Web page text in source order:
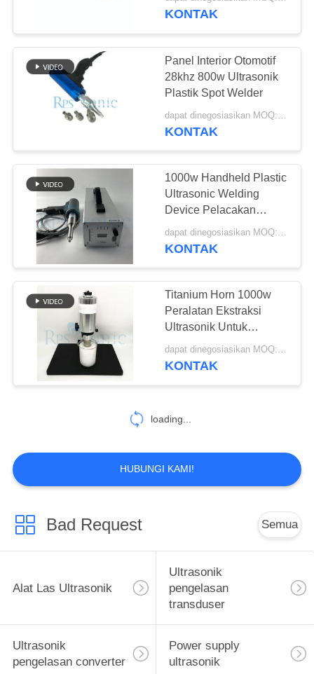
Pengelasan Spot
48
Prosesor Cairan
Ultrasonik
59
Nozel Semprot
14
Alat Pemesinan
Ultrasonik
14
KONTAK
Panel Interior Otomotif
28khz 800w Ultrasonik
Plastik Spot Welder
KONTAK
1000w Handheld Plastic
Ultrasonic Welding
Device Pelacakan
Otomatis
dapat dinegosiasikan MOQ:1 buah
KONTAK
Titanium Horn 1000w
Peralatan Ekstraksi
Ultrasonik Untuk
Pengobatan Cina
dapat dinegosiasikan MOQ:1 buah
KONTAK
loading...
HUBUNGI KAMI!
Bad Request Semua
Alat Las Ultrasonik
Ultrasonik
pengelasan
transduser
Ultrasonik
pengelasan converter
Power supply
ultrasonik